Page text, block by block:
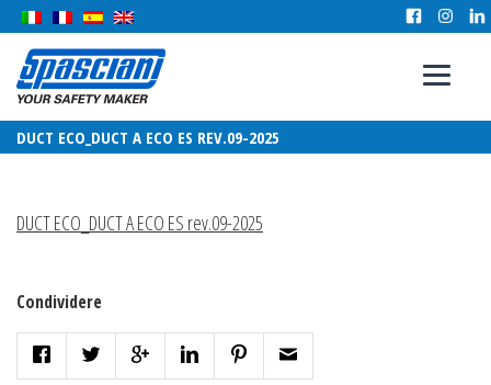
DUCT ECO_DUCT A ECO ES REV.09-2025
DUCT ECO_DUCT A ECO ES rev.09-2025
Condividere